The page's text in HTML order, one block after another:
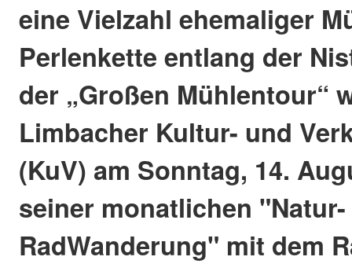
eine Vielzahl ehemaliger
Perlenkette entlang der
der „Großen Mühlentour“
Limbacher Kultur- und
(KuV) am Sonntag, 14.
seiner monatlichen
RadWanderung" mit dem